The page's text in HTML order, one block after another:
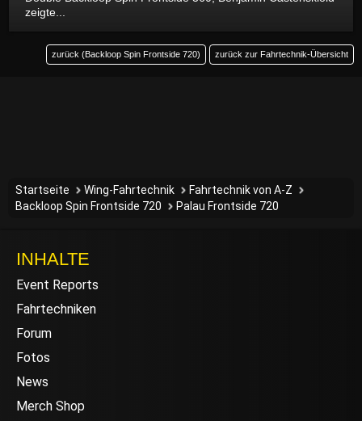
zeigte...
zurück (Backloop Spin Frontside 720) zurück zur Fahrtechnik-Übersicht
Startseite Wing-Fahrtechnik
Fahrtechnik von A-Z
Backloop Spin Frontside 720
Palau Frontside 720
INHALTE
Event Reports
Fahrtechniken
Forum
Fotos
News
Merch Shop